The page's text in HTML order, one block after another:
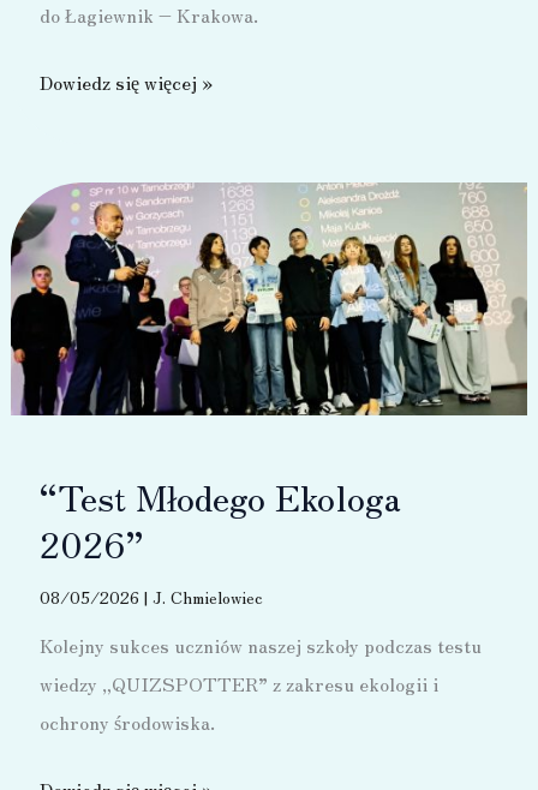
do Łagiewnik – Krakowa.
Wycieczka
–
2026
Dowiedz się więcej »
“Test Młodego Ekologa
2026”
08/05/2026 | J. Chmielowiec
Kolejny sukces uczniów naszej szkoły podczas testu
wiedzy „QUIZSPOTTER” z zakresu ekologii i
ochrony środowiska.